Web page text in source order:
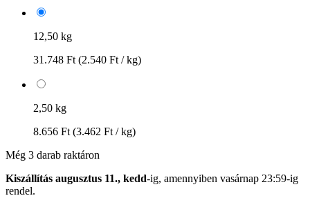
12,50 kg
31.748 Ft (2.540 Ft / kg)
2,50 kg
8.656 Ft (3.462 Ft / kg)
Még 3 darab raktáron
Kiszállítás augusztus 11., kedd-ig, amennyiben vasárnap 23:59-ig
rendel.